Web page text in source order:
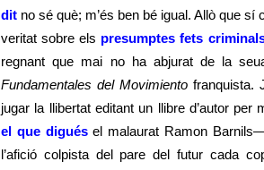
dit no sé què; m’és ben bé igual. Allò que sí
veritat sobre els presumptes fets
regnant que mai no ha abjurat de la
Fundamentales del Movimiento franquista.
jugar la llibertat editant un llibre d’autor
el que diguésel malaurat Ramon
l’afició colpistadel pare del futur cada